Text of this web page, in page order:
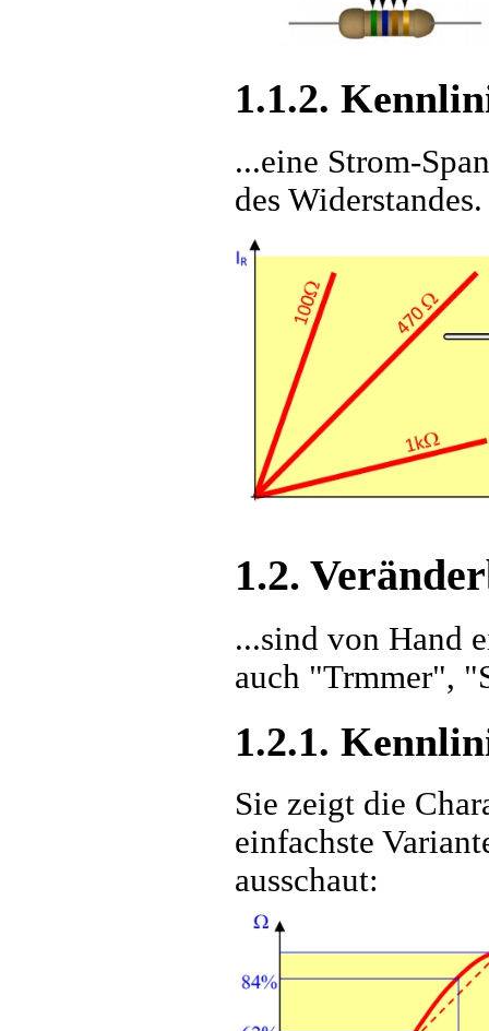
1.1.2.
...eine Strom-
des Widerstandes.
1.2.
...sind von Hand
auch "Trmmer",
1.2.1.
Sie zeigt die
einfachste
ausschaut: